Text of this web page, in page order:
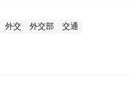
外交 外交部 交通